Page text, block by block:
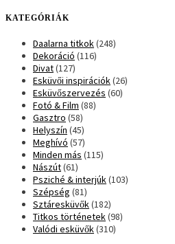
KATEGÓRIÁK
Daalarna titkok(248)
Dekoráció (116)
Divat(127)
Esküvői inspirációk(26)
Esküvőszervezés (60)
Fotó & Film (88)
Gasztro (58)
Helyszín (45)
Meghívó (57)
Minden más (115)
Nászút(61)
Psziché & interjúk(103)
Szépség (81)
Sztáresküvők(182)
Titkos történetek(98)
Valódi esküvők(310)